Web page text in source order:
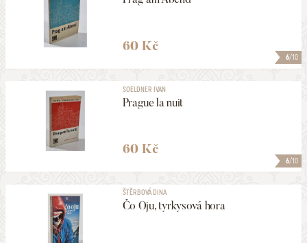
6/10
60 Kč
6/10
SOELDNER IVAN
Prague la nuit
60 Kč
ŠTĚRBOVÁ DINA
Čo Oju, tyrkysová hora